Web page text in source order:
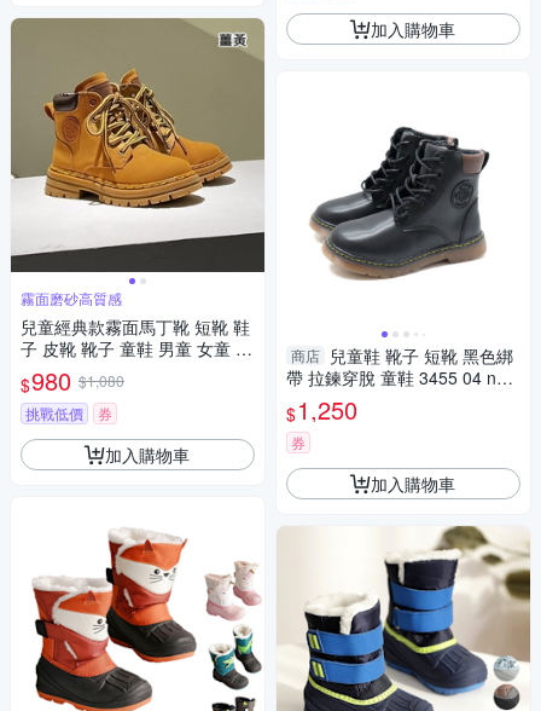
霧面磨砂高質感
兒童經典款霧面馬丁靴 短靴 鞋
子 皮靴 靴子 童鞋 男童 女童 兒
童 童鞋 橘魔法 現貨【BB893
0】
$980 $1,080
挑戰低價
券
加入購物車
加入購物車
商店 兒童鞋 靴子 短靴 黑色綁
帶 拉鍊穿脫 童鞋 3455 04 no2
93
$1,250
券
加入購物車